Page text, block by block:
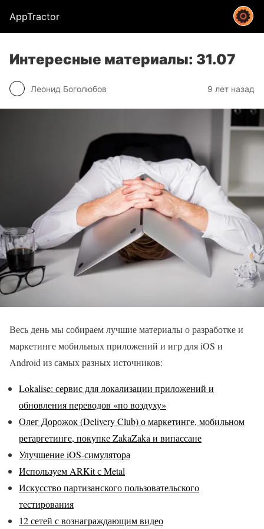
AppTractor
Интересные материалы: 31.07
Леонид Боголюбов 9 лет назад
Весь день мы собираем лучшие материалы о разработке и
маркетинге мобильных приложений и игр для iOS и
Android из самых разных источников:
Lokalise: сервис для локализации приложений и
обновления переводов «по воздуху»
Олег Дорожок (Delivery Club) о маркетинге, мобильном
ретаргетинге, покупке ZakaZaka и випассане
Улучшение iOS-симулятора
Используем ARKit с Metal
Искусство партизанского пользовательского
тестирования
12 сетей с вознаграждающим видео